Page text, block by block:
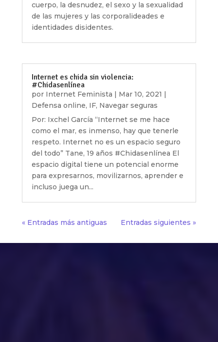
cuerpo, la desnudez, el sexo y la sexualidad
de las mujeres y las corporalideades e
identidades disidentes.
Internet es chida sin violencia:
#Chidasenlínea
por Internet Feminista | Mar 10, 2021 |
Defensa online, IF, Navegar seguras
Por: Ixchel García “Internet se me hace
como el mar, es inmenso, hay que tenerle
respeto. Internet no es un espacio seguro
del todo” Tane, 19 años #Chidasenlínea El
espacio digital tiene un potencial enorme
para expresarnos, movilizarnos, aprender e
incluso juega un...
« Entradas más antiguas Entradas siguientes »